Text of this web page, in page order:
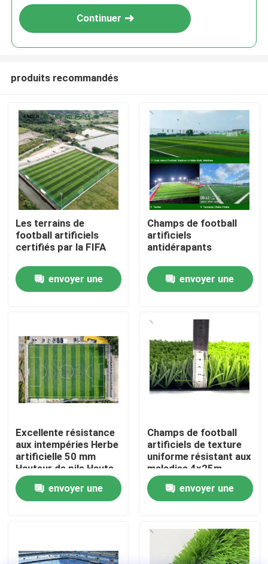
Produits
Vidéos
Visite de l'usine
Contrôle de qualité
Nous contacter
Nouvelles
Demander un devis
Continuer
produits recommandés
Les terrains de
football artificiels
certifiés par la FIFA
envoyer une
Champs de football
artificiels
antidérapants
envoyer une
Excellente résistance
aux intempéries Herbe
artificielle 50 mm
Hauteur de pile Haute
souplesse
envoyer une
Champs de football
artificiels de texture
uniforme résistant aux
maladies 4x25m
envoyer une